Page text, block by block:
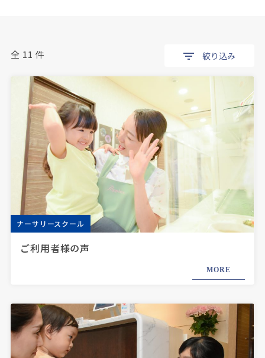
全 11 件 絞り込み
ナーサリースクール
ご利用者様の声
MORE